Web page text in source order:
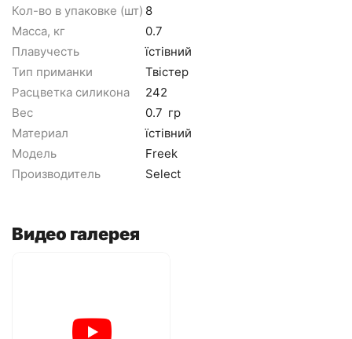
Кол-во в упаковке (шт) 8
Масса, кг
0.7
Плавучесть
їстівний
Тип приманки
Твістер
Расцветка силикона
242
Вес
0.7 гр
Материал
їстівний
Модель
Freek
Производитель
Select
Видео галерея